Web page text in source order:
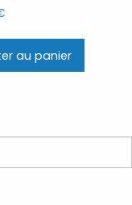
au panier